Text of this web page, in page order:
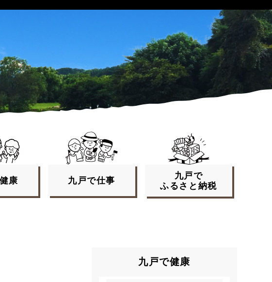
健康 九戸で仕事
九戸で
ふるさと納税
九戸で健康